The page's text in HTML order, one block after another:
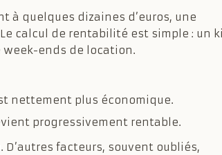
à quelques dizaines d’euros, une
calcul de rentabilité est simple : un
week-ends de location.
nettement plus économique.
progressivement rentable.
D’autres facteurs, souvent oubliés,